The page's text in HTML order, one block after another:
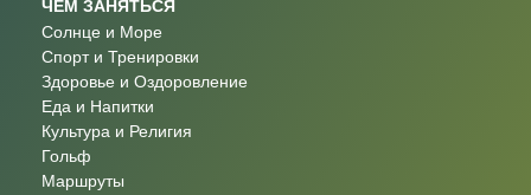
ЧЕМ ЗАНЯТЬСЯ
Солнце и Море
Спорт и Тренировки
Здоровье и Оздоровление
Еда и Напитки
Культура и Религия
Гольф
Маршруты